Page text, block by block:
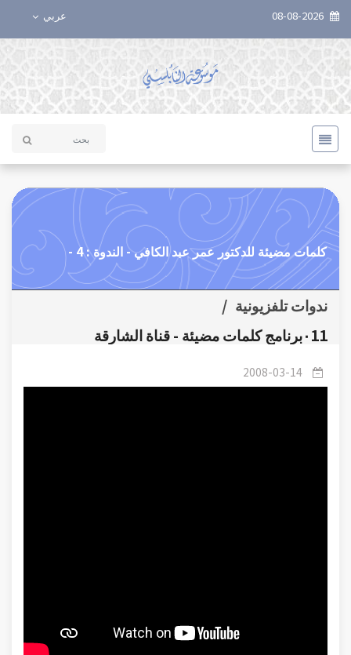
عربي
كلمات مضيئة للدكتور عمر عبد الكافي - الندوة : 4 -
ندوات تلفزيونية /
٠11برنامج كلمات مضيئة - قناة الشارقة
2008-03-14